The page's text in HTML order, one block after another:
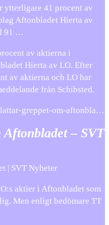
ytterligare 41 procent av
Aftonbladet Hierta av
91 …
av aktierna i
Hierta av LO. Efter
av aktierna och LO har
från Schibsted.
greppet-om-aftonbla…
– SVT
| SVT Nyheter
aktier i Aftonbladet som
Men enligt bedömare TT